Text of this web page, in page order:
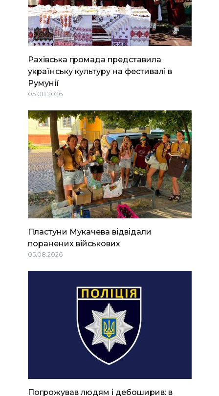
Рахівська громада представила
українську культуру на фестивалі в
Румунії
05.08.2026
Пластуни Мукачева відвідали
поранених військових
05.08.2026
Погрожував людям і дебоширив: в